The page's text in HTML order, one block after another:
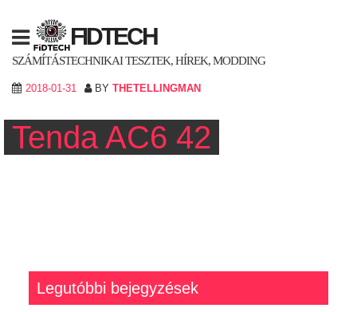
content
FIDTECH
SZÁMÍTÁSTECHNIKAI TESZTEK, HÍREK, MODDING
2018-01-31 BY THETELLINGMAN
Tenda AC6 42
Legutóbbi bejegyzések